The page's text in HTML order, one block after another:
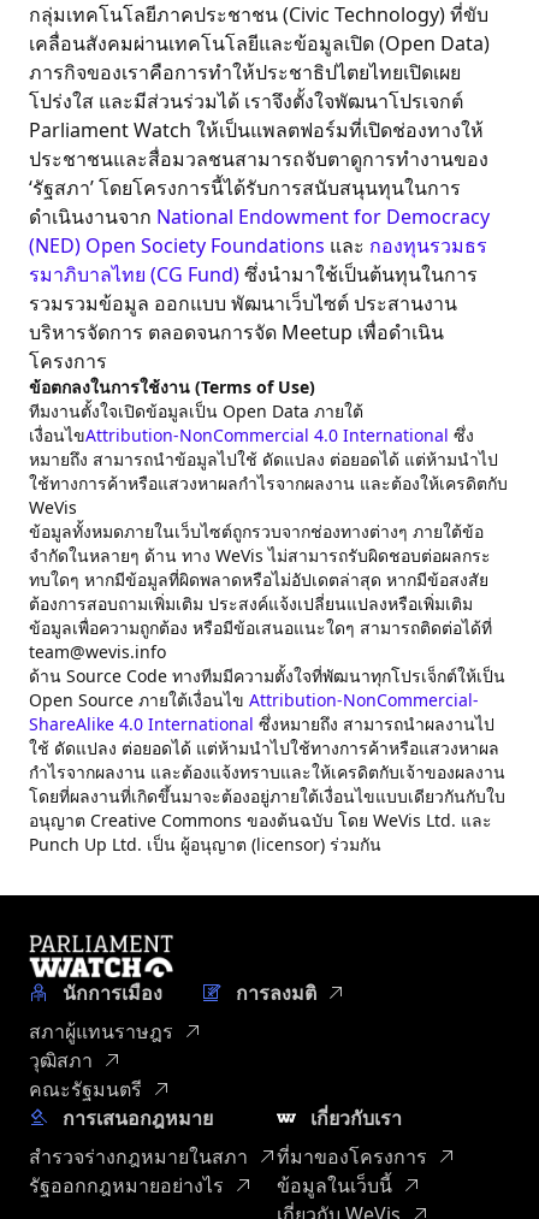
กลุ่มเทคโนโลยีภาคประชาชน (Civic Technology) ที่ขับ
เคลื่อนสังคมผ่านเทคโนโลยีและข้อมูลเปิด (Open Data)
ภารกิจของเราคือการทำให้ประชาธิปไตยไทยเปิดเผย
โปร่งใส และมีส่วนร่วมได้ เราจึงตั้งใจพัฒนาโปรเจกต์
Parliament Watch ให้เป็นแพลตฟอร์มที่เปิดช่องทางให้
ประชาชนและสื่อมวลชนสามารถจับตาดูการทำงานของ
‘รัฐสภา’ โดยโครงการนี้ได้รับการสนับสนุนทุนในการ
ดำเนินงานจาก National Endowment for Democracy
(NED) Open Society Foundations และ กองทุนรวมธร
รมาภิบาลไทย (CG Fund)ซึ่งนำมาใช้เป็นต้นทุนในการ
รวมรวมข้อมูล ออกแบบ พัฒนาเว็บไซต์ ประสานงาน
บริหารจัดการ ตลอดจนการจัด Meetup เพื่อดำเนิน
โครงการ
ข้อตกลงในการใช้งาน (Terms of Use)
ทีมงานตั้งใจเปิดข้อมูลเป็น Open Data ภายใต้
เงื่อนไขAttribution-NonCommercial 4.0 International ซึ่ง
หมายถึง สามารถนำข้อมูลไปใช้ ดัดแปลง ต่อยอดได้ แต่ห้ามนำไป
ใช้ทางการค้าหรือแสวงหาผลกำไรจากผลงาน และต้องให้เครดิตกับ
WeVis
ข้อมูลทั้งหมดภายในเว็บไซต์ถูกรวบจากช่องทางต่างๆ ภายใต้ข้อ
จำกัดในหลายๆ ด้าน ทาง WeVis ไม่สามารถรับผิดชอบต่อผลกระ
ทบใดๆ หากมีข้อมูลที่ผิดพลาดหรือไม่อัปเดตล่าสุด หากมีข้อสงสัย
ต้องการสอบถามเพิ่มเติม ประสงค์แจ้งเปลี่ยนแปลงหรือเพิ่มเติม
ข้อมูลเพื่อความถูกต้อง หรือมีข้อเสนอแนะใดๆ สามารถติดต่อได้ที่
team@wevis.info
ด้าน Source Code ทางทีมมีความตั้งใจที่พัฒนาทุกโปรเจ็กต์ให้เป็น
Open Source ภายใต้เงื่อนไข Attribution-NonCommercial-
ShareAlike 4.0 International ซึ่งหมายถึง สามารถนำผลงานไป
ใช้ ดัดแปลง ต่อยอดได้ แต่ห้ามนำไปใช้ทางการค้าหรือแสวงหาผล
กำไรจากผลงาน และต้องแจ้งทราบและให้เครดิตกับเจ้าของผลงาน
โดยที่ผลงานที่เกิดขึ้นมาจะต้องอยู่ภายใต้เงื่อนไขแบบเดียวกันกับใบ
อนุญาต Creative Commons ของต้นฉบับ โดย WeVis Ltd. และ
Punch Up Ltd. เป็น ผู้อนุญาต (licensor) ร่วมกัน
นักการเมือง
สภาผู้แทนราษฎร
วุฒิสภา
คณะรัฐมนตรี
การลงมติ
การเสนอกฎหมาย
สำรวจร่างกฎหมายในสภา
รัฐออกกฎหมายอย่างไร
เกี่ยวกับเรา
ที่มาของโครงการ
ข้อมูลในเว็บนี้